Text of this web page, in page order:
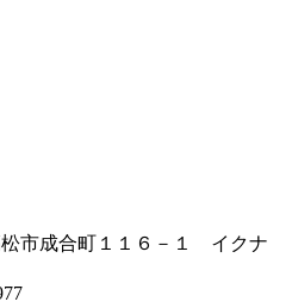
市成合町１１６－１ イクナ